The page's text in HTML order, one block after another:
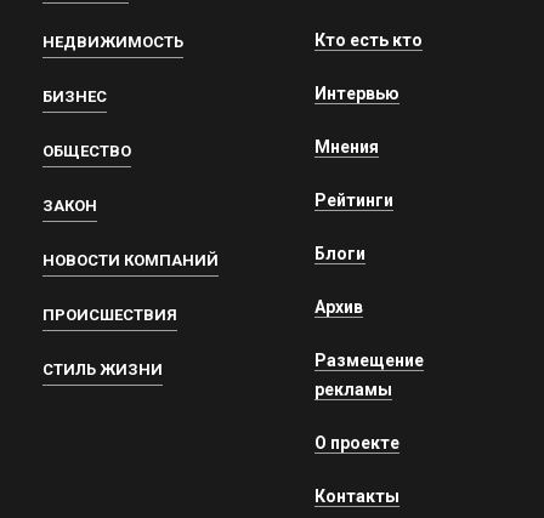
НЕДВИЖИМОСТЬ
БИЗНЕС
ОБЩЕСТВО
ЗАКОН
НОВОСТИ КОМПАНИЙ
ПРОИСШЕСТВИЯ
СТИЛЬ ЖИЗНИ
Кто есть кто
Интервью
Мнения
Рейтинги
Блоги
Архив
Размещение
рекламы
О проекте
Контакты